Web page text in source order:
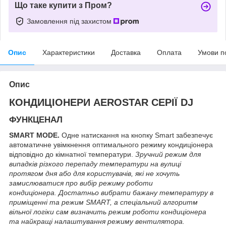
Що таке купити з Пром?
Замовлення під захистом
Опис Характеристики Доставка Оплата Умови
Опис
КОНДИЦІОНЕРИ AEROSTAR СЕРІЇ DJ
ФУНКЦЕНАЛ
SMART MODE. Одне натискання на кнопку Smart забезпечує
автоматичне увімкнення оптимального режиму кондиціонера
відповідно до кімнатної температури. Зручний режим для
випадків різкого перепаду температури на вулиці
протягом дня або для користувачів, які не хочуть
замислюватися про вибір режиму роботи
кондиціонера. Достатньо вибрати бажану температуру в
приміщенні та режим SMART, а спеціальний алгоритм
вільної логіки сам визначить режим роботи кондиціонера
та найкращі налаштування режиму вентилятора.